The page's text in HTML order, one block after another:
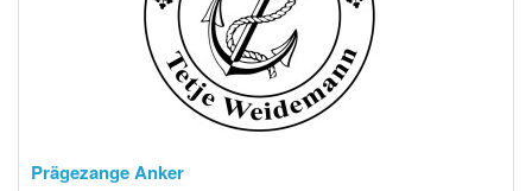
Prägezange Anker